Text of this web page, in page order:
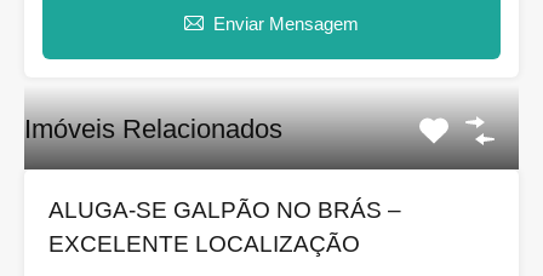
Enviar Mensagem
Imóveis Relacionados
ALUGA-SE GALPÃO NO BRÁS –
EXCELENTE LOCALIZAÇÃO